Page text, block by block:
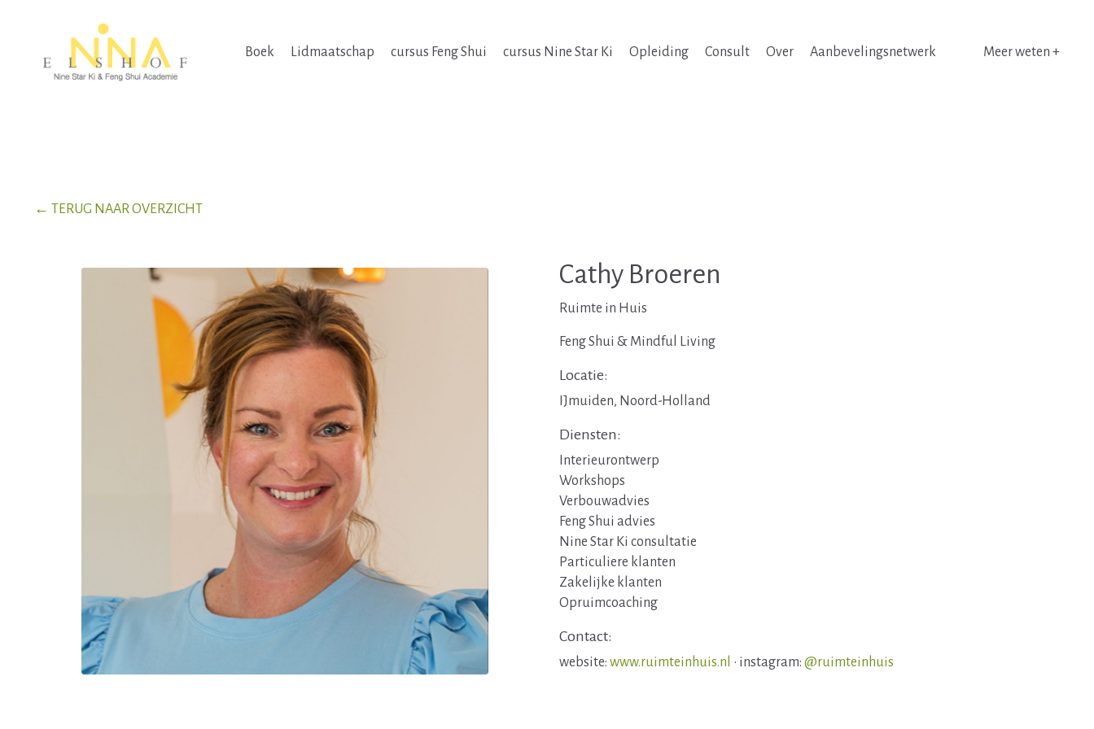
Boek Lidmaatschap cursus Feng Shui cursus Nine Star Ki Opleiding Consult Over Aanbevelingsnetwerk Meer weten +
← TERUG NAAR OVERZICHT
Cathy Broeren
Ruimte in Huis
Feng Shui & Mindful Living
Locatie:
IJmuiden, Noord-Holland
Diensten:
Interieurontwerp
Workshops
Verbouwadvies
Feng Shui advies
Nine Star Ki consultatie
Particuliere klanten
Zakelijke klanten
Opruimcoaching
Contact:
website: www.ruimteinhuis.nl • instagram: @ruimteinhuis